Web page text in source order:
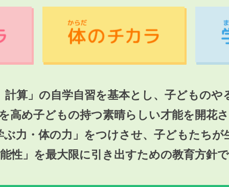
算」の自学自習を基本とし、 子どものや
高め子どもの持つ素晴らしい才能を開花
力・体の力」をつけさせ、 子どもたちが
性」を最大限に引き出すための教育方針